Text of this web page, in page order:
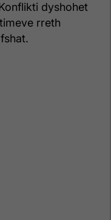
dyshohet
rreth